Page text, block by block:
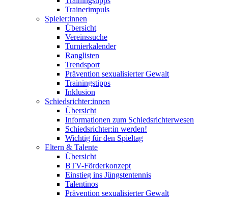
Trainerimpuls
Spieler:innen
Übersicht
Vereinssuche
Turnierkalender
Ranglisten
Trendsport
Prävention sexualisierter Gewalt
Trainingstipps
Inklusion
Schiedsrichter:innen
Übersicht
Informationen zum Schiedsrichterwesen
Schiedsrichter:in werden!
Wichtig für den Spieltag
Eltern & Talente
Übersicht
BTV-Förderkonzept
Einstieg ins Jüngstentennis
Talentinos
Prävention sexualisierter Gewalt